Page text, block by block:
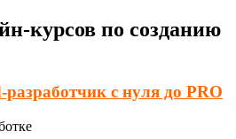
курсов по созданию
с нуля до PRO